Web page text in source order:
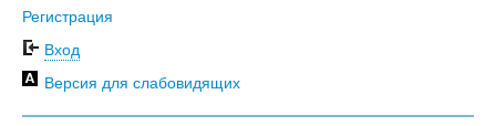
Регистрация
Вход
Версия для слабовидящих